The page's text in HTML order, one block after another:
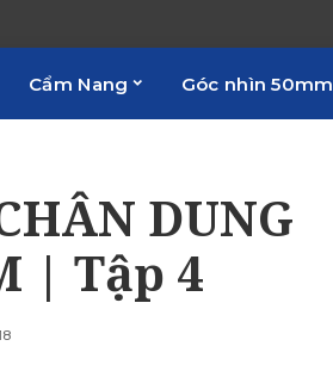
Cẩm Nang Góc nhìn 50mm
DUNG
| Tập 4